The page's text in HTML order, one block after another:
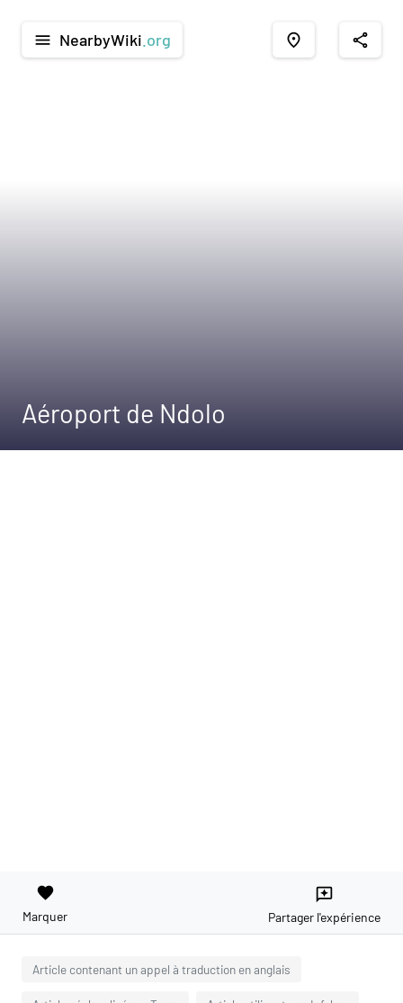
menu NearbyWiki .org place share
Aéroport de Ndolo
favorite
Marquer
reviews
Partager l'expérience
Article contenant un appel à traduction en anglais